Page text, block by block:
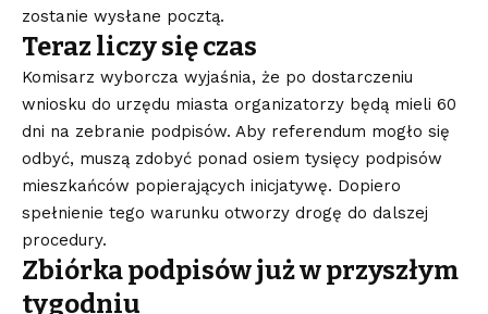
zostanie wysłane pocztą.
Teraz liczy się czas
Komisarz wyborcza wyjaśnia, że po dostarczeniu
wniosku do urzędu miasta organizatorzy będą mieli 60
dni na zebranie podpisów. Aby referendum mogło się
odbyć, muszą zdobyć ponad osiem tysięcy podpisów
mieszkańców popierających inicjatywę. Dopiero
spełnienie tego warunku otworzy drogę do dalszej
procedury.
Zbiórka podpisów już w przyszłym
tygodniu